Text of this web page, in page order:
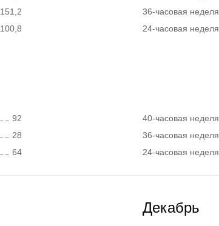
151,2
100,8
36-часовая неделя
24-часовая неделя
92
28
64
40-часовая неделя
36-часовая неделя
24-часовая неделя
Декабрь